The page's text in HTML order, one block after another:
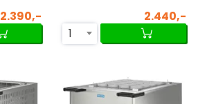
2.390,-
2.440,-
1